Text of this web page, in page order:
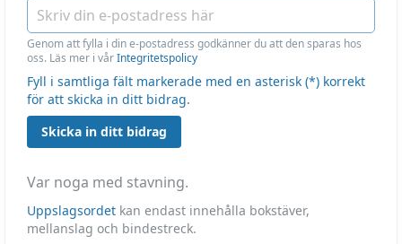
Genom att fylla i din e-postadress godkänner du att den sparas hos
oss. Läs mer i vårIntegritetspolicy
Fyll i samtliga fält markerade med en asterisk (*) korrekt
för att skicka in ditt bidrag.
Skicka in ditt bidrag
Var noga med stavning.
Uppslagsordet kan endast innehålla bokstäver,
mellanslag och bindestreck.